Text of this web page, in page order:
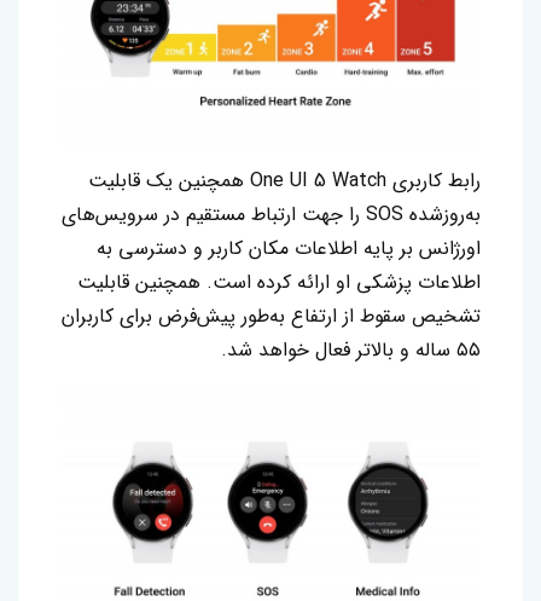
رابط کاربری One UI 5 Watch همچنین یک قابلیت
به‌روزشده SOS را جهت ارتباط مستقیم در سرویس‌های
اورژانس بر پایه اطلاعات مکان کاربر و دسترسی به
اطلاعات پزشکی او ارائه کرده است. همچنین قابلیت
تشخیص سقوط از ارتفاع به‌طور پیش‌فرض برای کاربران
۵۵ ساله و بالاتر فعال خواهد شد.